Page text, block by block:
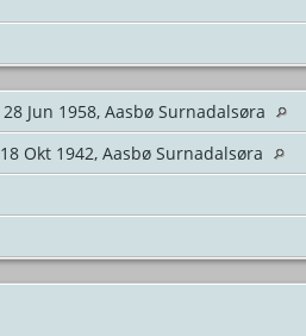
28 Jun 1958, Aasbø Surnadalsøra
18 Okt 1942, Aasbø Surnadalsøra